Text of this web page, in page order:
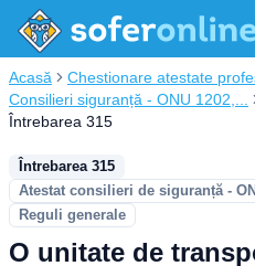
Acasă
Chestionare atestate
Consilieri siguranță - ONU 1202,...
Întrebarea 315
Întrebarea 315
Atestat consilieri de siguranță -
Reguli generale
O unitate de